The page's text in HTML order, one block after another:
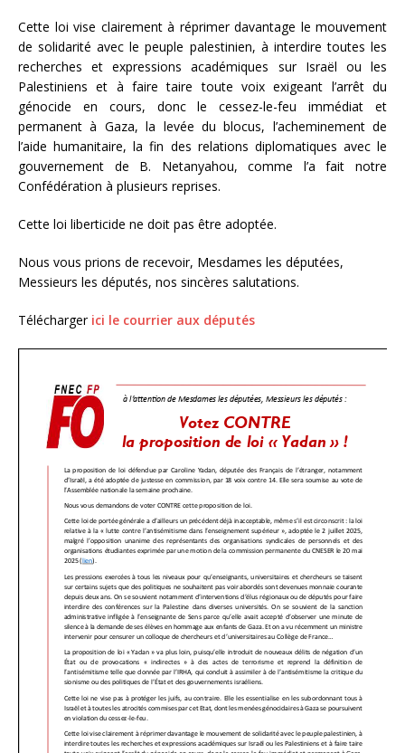
Cette loi vise clairement à réprimer davantage le mouvement
de solidarité avec le peuple palestinien, à interdire toutes les
recherches et expressions académiques sur Israël ou les
Palestiniens et à faire taire toute voix exigeant l’arrêt du
génocide en cours, donc le cessez-le-feu immédiat et
permanent à Gaza, la levée du blocus, l’acheminement de
l’aide humanitaire, la fin des relations diplomatiques avec le
gouvernement de B. Netanyahou, comme l’a fait notre
Confédération à plusieurs reprises.
Cette loi liberticide ne doit pas être adoptée.
Nous vous prions de recevoir, Mesdames les députées,
Messieurs les députés, nos sincères salutations.
Télécharger ici le courrier aux députés